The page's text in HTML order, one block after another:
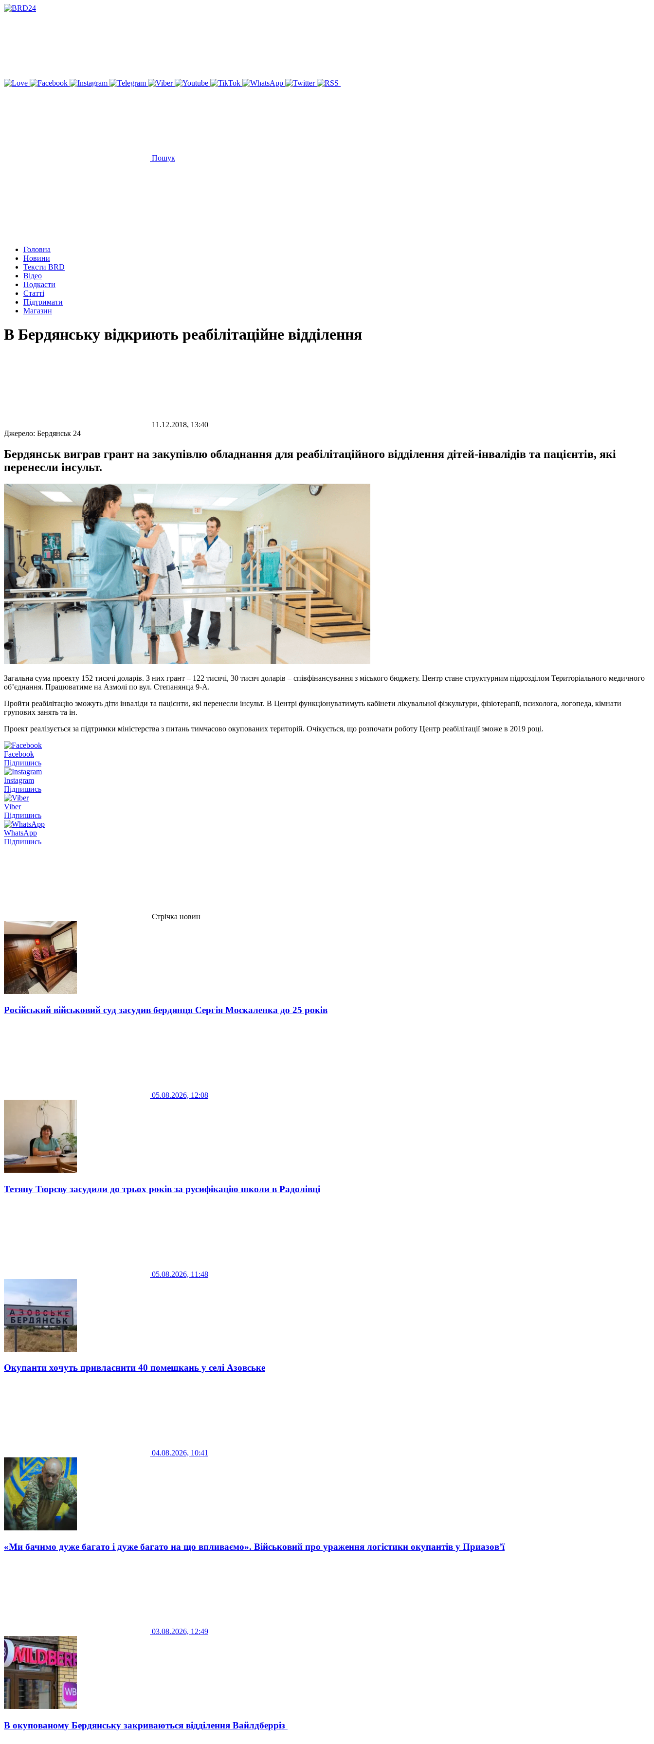
Пошук
Головна
Новини
Тексти BRD
Відео
Подкасти
Статті
Підтримати
Магазин
В Бердянську відкриють реабілітаційне відділення
11.12.2018, 13:40
Джерело: Бердянськ 24
Бердянськ виграв грант на закупівлю обладнання для реабілітаційного відділення дітей-інвалідів та пацієнтів, які
перенесли інсульт.
Загальна сума проекту 152 тисячі доларів. З них грант – 122 тисячі, 30 тисяч доларів – співфінансування з міського бюджету. Центр стане структурним підрозділом Територіального медичного
об’єднання. Працюватиме на Азмолі по вул. Степанянца 9-А.
Пройти реабілітацію зможуть діти інваліди та пацієнти, які перенесли інсульт. В Центрі функціонуватимуть кабінети лікувальної фізкультури, фізіотерапії, психолога, логопеда, кімнати
групових занять та ін.
Проект реалізується за підтримки міністерства з питань тимчасово окупованих територій. Очікується, що розпочати роботу Центр реабілітації зможе в 2019 році.
Facebook
Підпишись
Instagram
Підпишись
Viber
Підпишись
WhatsApp
Підпишись
Стрічка новин
Російський військовий суд засудив бердянця Сергія Москаленка до 25 років
05.08.2026, 12:08
Тетяну Тюрєву засудили до трьох років за русифікацію школи в Радолівці
05.08.2026, 11:48
Окупанти хочуть привласнити 40 помешкань у селі Азовське
04.08.2026, 10:41
«Ми бачимо дуже багато і дуже багато на що впливаємо». Військовий про ураження логістики окупантів у Приазов’ї
03.08.2026, 12:49
В окупованому Бердянську закриваються відділення Вайлдберріз